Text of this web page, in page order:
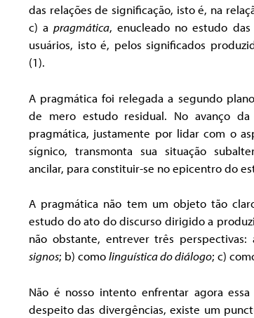
das relações de significação, isto é, na
c) apragmática, enucleado no estudo
usuários, isto é, pelos significados
(1).
A pragmática foi relegada a segundo
de mero estudo residual. No avanço
pragmática, justamente por lidar com o
sígnico, transmonta sua situação
ancilar, para constituir-se no epicentro do
A pragmática não tem um objeto tão
estudo do ato do discurso dirigido a
não obstante, entrever três
signos; b) comolinguística do diálogo; c)
Não é nosso intento enfrentar agora
despeito das divergências, existe um